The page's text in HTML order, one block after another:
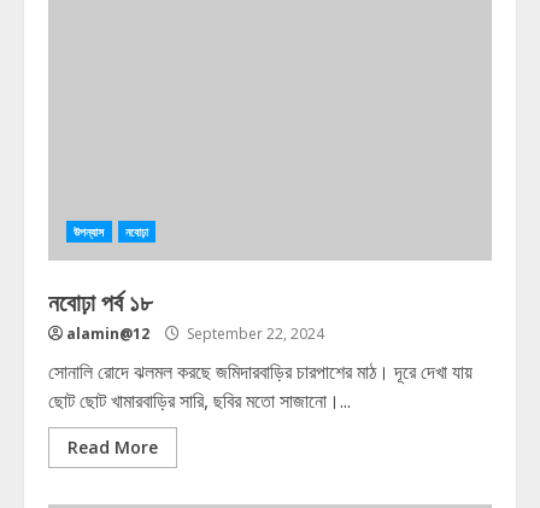
উপন্যাস নবোঢ়া
নবোঢ়া পর্ব ১৮
alamin@12 September 22, 2024
সোনালি রোদে ঝলমল করছে জমিদারবাড়ির চারপাশের মাঠ। দূরে দেখা যায়
ছোট ছোট খামারবাড়ির সারি, ছবির মতো সাজানো।...
Read More